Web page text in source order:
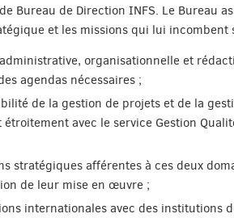
Bureau de Direction INFS. Le Bureau
et les missions qui lui incombent
organisationnelle et
agendas nécessaires ;
de la gestion de projets et de la
avec le service Gestion
stratégiques afférentes à ces deux
de leur mise en œuvre ;
internationales avec des institutions